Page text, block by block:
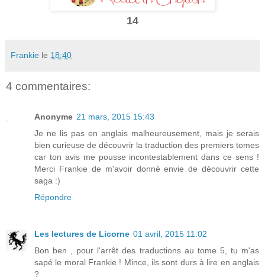
14
Frankie le 18:40
4 commentaires:
Anonyme 21 mars, 2015 15:43
Je ne lis pas en anglais malheureusement, mais je serais
bien curieuse de découvrir la traduction des premiers tomes
car ton avis me pousse incontestablement dans ce sens !
Merci Frankie de m'avoir donné envie de découvrir cette
saga :)
Répondre
Les lectures de Licorne 01 avril, 2015 11:02
Bon ben , pour l'arrêt des traductions au tome 5, tu m'as
sapé le moral Frankie ! Mince, ils sont durs à lire en anglais
?